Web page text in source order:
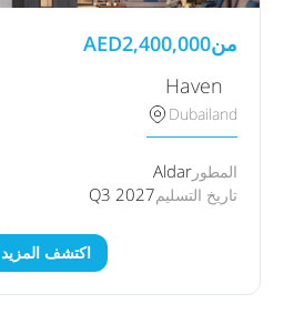
من AED2,400,000
Haven⠀
Dubailand
المطور Aldar
تاريخ التسليمQ3 2027
اكتشف المزيد